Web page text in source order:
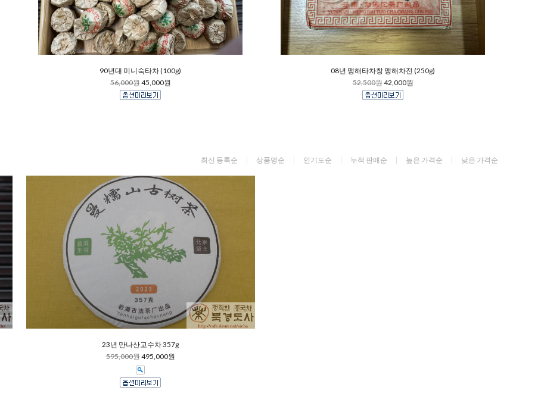
90년대 미니숙타차 (100g)
56,000원45,000원
08년 맹해타차창 맹해차전 (250g)
52,500원42,000원
최신 등록순 상품명순 인기도순 누적 판매순 높은 가격순 낮은 가격순
23년 만나산고수차 357g
595,000원495,000원